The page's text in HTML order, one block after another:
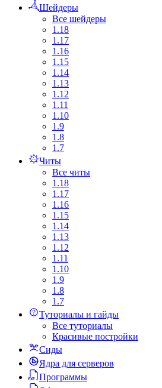
Шейдеры
Все шейдеры
1.18
1.17
1.16
1.15
1.14
1.13
1.12
1.11
1.10
1.9
1.8
1.7
Читы
Все читы
1.18
1.17
1.16
1.15
1.14
1.13
1.12
1.11
1.10
1.9
1.8
1.7
Туториалы и гайды
Все туториалы
Красивые постройки
Сиды
Ядра для серверов
Программы